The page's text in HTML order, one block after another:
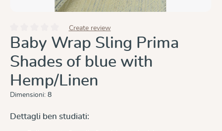
Valutazione media di 0 su 5 stelle
Create review
Baby Wrap Sling Prima
Shades of blue with
Hemp/Linen
Dimensioni: 8
Dettagli ben studiati: